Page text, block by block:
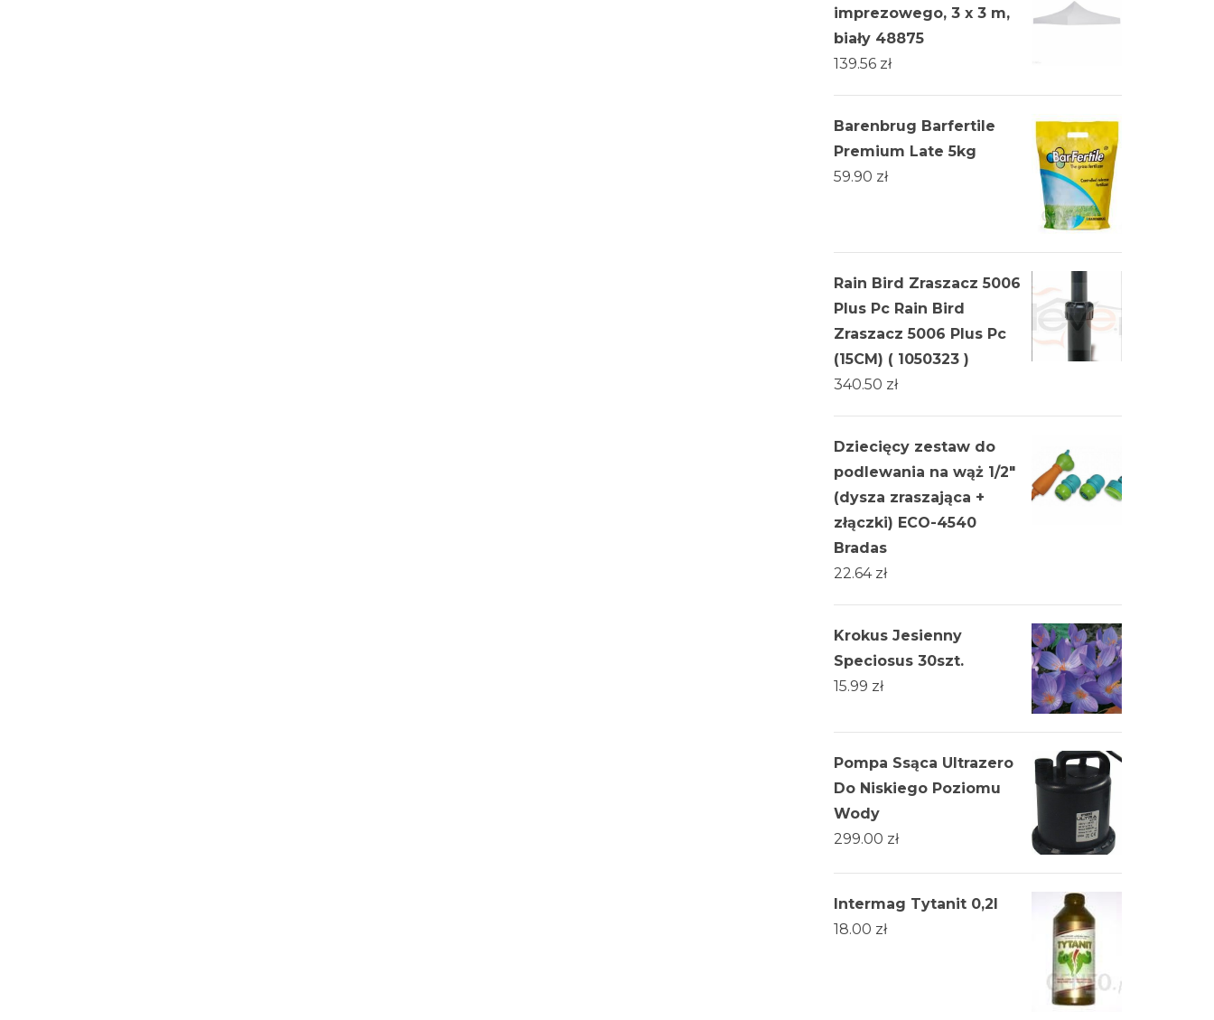
imprezowego, 3 x 3 m,
biały 48875
139.56 zł
Barenbrug Barfertile
Premium Late 5kg
59.90 zł
Rain Bird Zraszacz 5006
Plus Pc Rain Bird
Zraszacz 5006 Plus Pc
(15CM) ( 1050323 )
340.50 zł
Dziecięcy zestaw do
podlewania na wąż 1/2"
(dysza zraszająca +
złączki) ECO-4540
Bradas
22.64 zł
Krokus Jesienny
Speciosus 30szt.
15.99 zł
Pompa Ssąca Ultrazero
Do Niskiego Poziomu
Wody
299.00 zł
Intermag Tytanit 0,2l
18.00 zł